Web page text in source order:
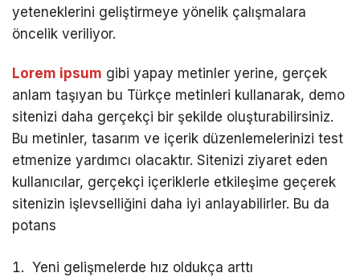
yeteneklerini geliştirmeye yönelik çalışmalara
öncelik veriliyor.
Lorem ipsum gibi yapay metinler yerine, gerçek
anlam taşıyan bu Türkçe metinleri kullanarak, demo
sitenizi daha gerçekçi bir şekilde oluşturabilirsiniz.
Bu metinler, tasarım ve içerik düzenlemelerinizi test
etmenize yardımcı olacaktır. Sitenizi ziyaret eden
kullanıcılar, gerçekçi içeriklerle etkileşime geçerek
sitenizin işlevselliğini daha iyi anlayabilirler. Bu da
potans
Yeni gelişmelerde hız oldukça arttı